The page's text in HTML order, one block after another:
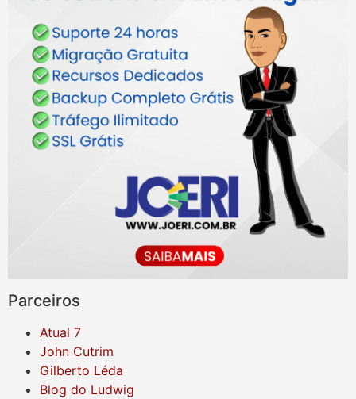
Parceiros
Atual 7
John Cutrim
Gilberto Léda
Blog do Ludwig